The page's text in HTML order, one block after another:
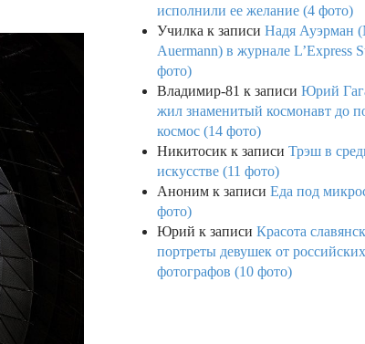
исполнили ее желание (4 фото)
Училка к записи Надя Ауэрман
Auermann) в журнале L’Express
фото)
Владимир-81 к записи Юрий
жил знаменитый космонавт до
космос (14 фото)
Никитосик к записи Трэш в
искусстве (11 фото)
Аноним к записи Еда под
фото)
Юрий к записи Красота
портреты девушек от российских
фотографов (10 фото)